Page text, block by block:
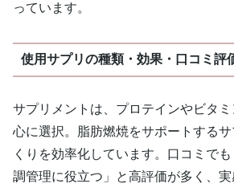
っています。
使用サプリの種類・効果・口コミ評
サプリメントは、プロテインやビタ
心に選択。脂肪燃焼をサポートする
くりを効率化しています。口コミで
調管理に役立つ」と高評価が多く、